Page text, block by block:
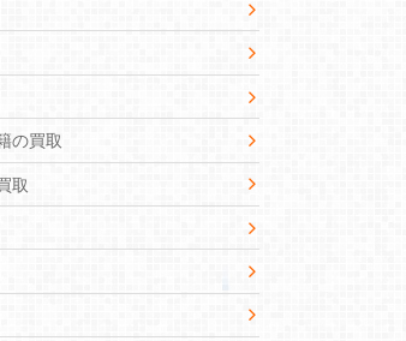
の買取
取